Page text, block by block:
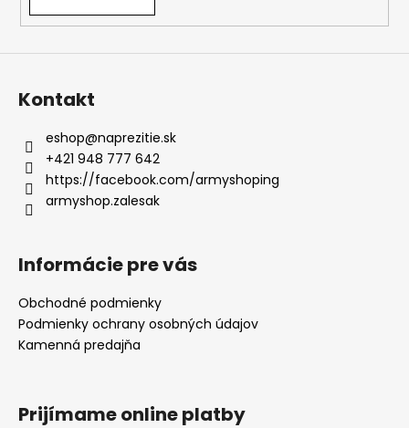
Kontakt
eshop@naprezitie.sk
+421 948 777 642
https://facebook.com/armyshoping
armyshop.zalesak
Informácie pre vás
Obchodné podmienky
Podmienky ochrany osobných údajov
Kamenná predajňa
Prijímame online platby